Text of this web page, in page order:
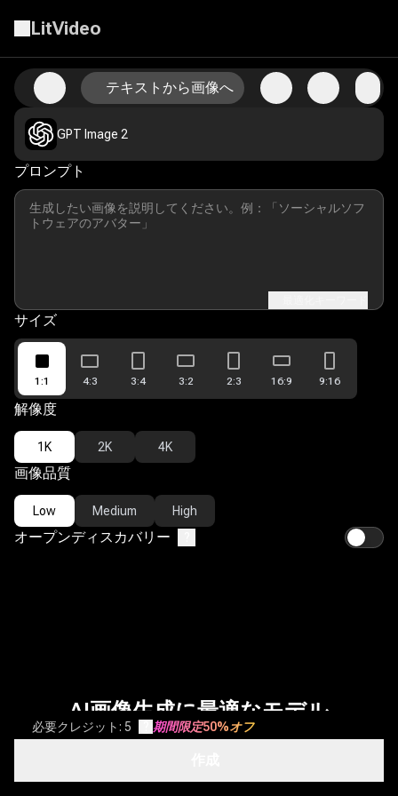
LitVideo
テキストから画像へ
テキストを美しいAI画像に変換
GPT Image 2
プロンプト
サイズ
1:1 4:3 3:4 3:2 2:3 16:9 9:16
解像度
1K 2K 4K
画像品質
Low Medium High
オープンディスカバリー
必要クレジット: 5 期間限定50%オフ
AI画像生成に最適なモデル